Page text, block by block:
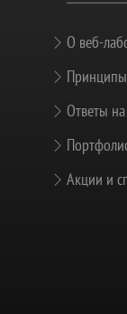
О веб-
Ответы
Акции и